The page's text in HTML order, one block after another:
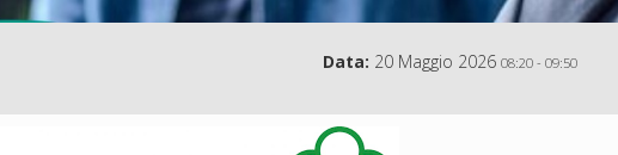
Data: 20 Maggio 2026 08:20- 09:50